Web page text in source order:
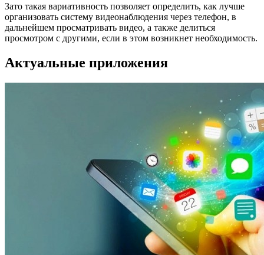
Зато такая вариативность позволяет определить, как лучше
организовать систему видеонаблюдения через телефон, в
дальнейшем просматривать видео, а также делиться
просмотром с другими, если в этом возникнет необходимость.
Актуальные приложения